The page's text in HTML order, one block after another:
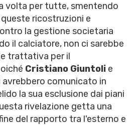
volta per tutte, smentendo
ricostruzioni e
la gestione societaria
il calciatore, non ci sarebbe
trattativa per il
Cristiano Giuntoli e
avrebbero comunicato in
la sua esclusione dai piani
rivelazione getta una
del rapporto tra l'esterno e